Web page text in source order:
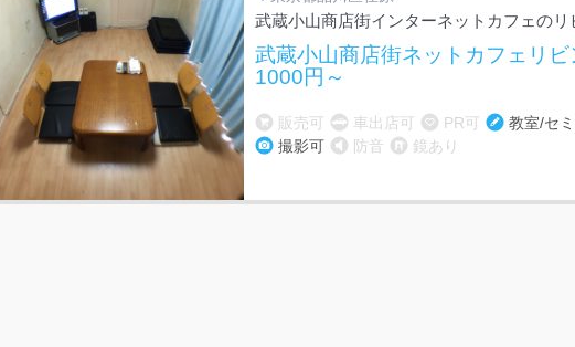
武蔵小山商店街インターネットカフェのリ
武蔵小山商店街ネットカフェリ
1000円～
販売可 車出店可 PR可
教室/セ
撮影可
防音 鏡あり